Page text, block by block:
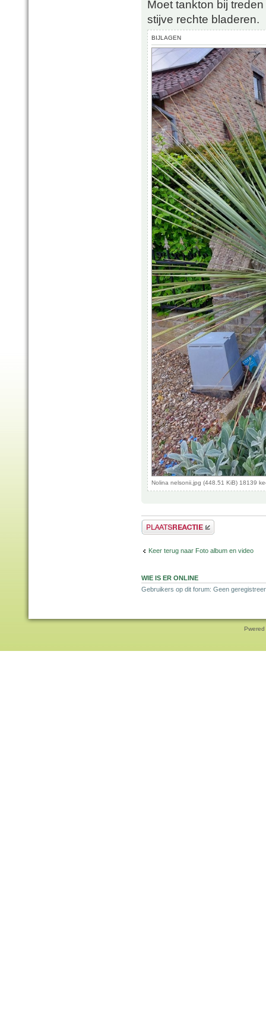
Moet tankton bij
stijve rechte bladeren.
BIJLAGEN
Nolina nelsonii.jpg (448.51 KiB) 18139
Plaats een reactie
Keer terug naar Foto album en video
WIE IS ER ONLINE
Gebruikers op dit forum: Geen